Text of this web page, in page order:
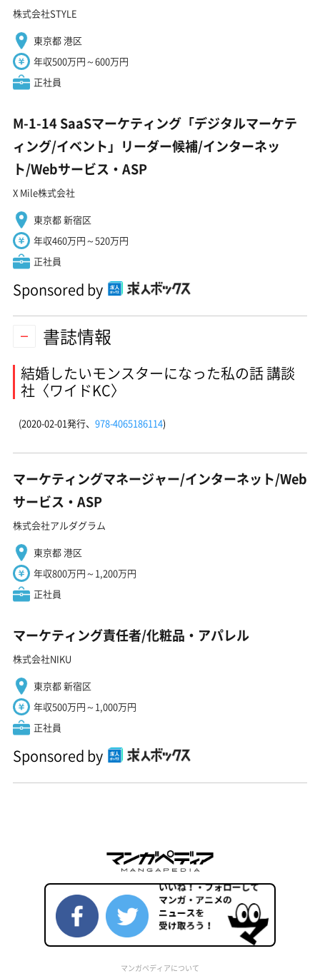
株式会社STYLE
東京都 港区
年収500万円～600万円
正社員
M-1-14 SaaSマーケティング「デジタルマーケテ
ィング/イベント」リーダー候補/インターネッ
ト/Webサービス・ASP
X Mile株式会社
東京都 新宿区
年収460万円～520万円
正社員
Sponsored by
書誌情報
結婚したいモンスターになった私の話 講談
社〈ワイドKC〉
(2020-02-01発行、 978-4065186114)
マーケティングマネージャー/インターネット/Web
サービス・ASP
株式会社アルダグラム
東京都 港区
年収800万円～1,200万円
正社員
マーケティング責任者/化粧品・アパレル
株式会社NIKU
東京都 新宿区
年収500万円～1,000万円
正社員
Sponsored by
マンガペディアについて